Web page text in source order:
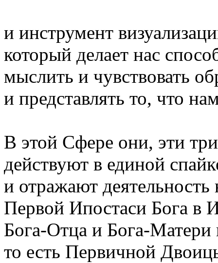
и инструмент
который делает нас
мыслить и чувствовать
и представлять то, что
В этой Сфере они, эти
действуют в единой
и отражают
Первой Ипостаси Бога
Бога-Отца и Бога-
то есть Первичной